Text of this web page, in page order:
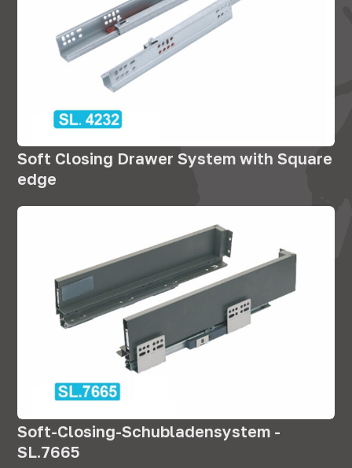
Soft Closing Drawer System with Square
edge
Soft-Closing-Schubladensystem -
SL.7665